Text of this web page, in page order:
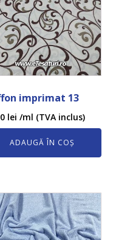
imprimat 13
lei /ml (TVA inclus)
ADAUGĂ ÎN COȘ